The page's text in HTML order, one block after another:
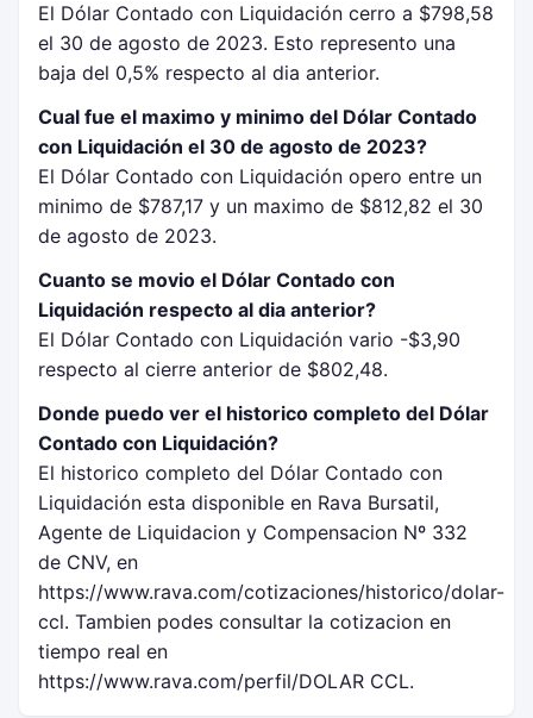
El Dólar Contado con Liquidación cerro a $798,58
el 30 de agosto de 2023. Esto represento una
baja del 0,5% respecto al dia anterior.
Cual fue el maximo y minimo del Dólar Contado
con Liquidación el 30 de agosto de 2023?
El Dólar Contado con Liquidación opero entre un
minimo de $787,17 y un maximo de $812,82 el 30
de agosto de 2023.
Cuanto se movio el Dólar Contado con
Liquidación respecto al dia anterior?
El Dólar Contado con Liquidación vario -$3,90
respecto al cierre anterior de $802,48.
Donde puedo ver el historico completo del Dólar
Contado con Liquidación?
El historico completo del Dólar Contado con
Liquidación esta disponible en Rava Bursatil,
Agente de Liquidacion y Compensacion Nº 332
de CNV, en
https://www.rava.com/cotizaciones/historico/dolar-
ccl. Tambien podes consultar la cotizacion en
tiempo real en
https://www.rava.com/perfil/DOLAR CCL.